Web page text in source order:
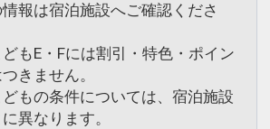
報は宿泊施設へご確認くださ
どもE・Fには割引・特色・ポイン
つきません。
どもの条件については、宿泊施設
異なります。